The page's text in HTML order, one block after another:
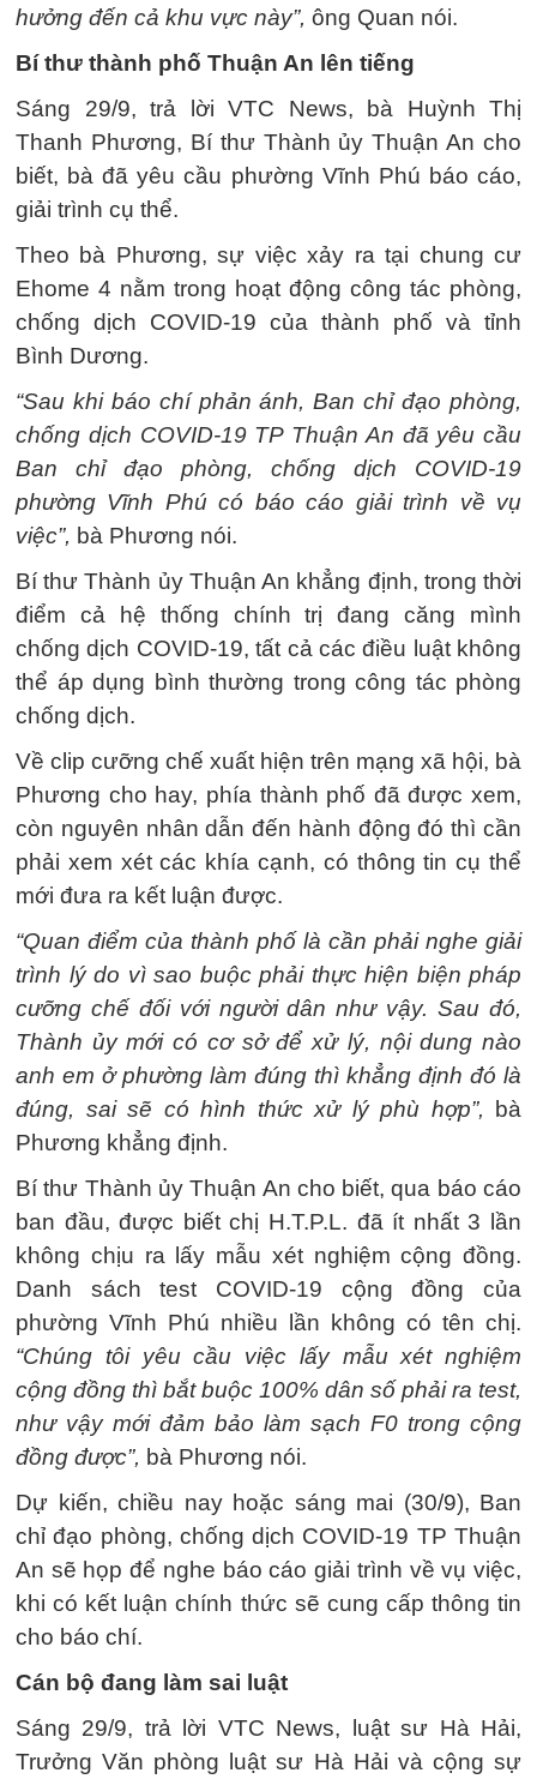
hưởng đến cả khu vực này”, ông Quan nói.
Bí thư thành phố Thuận An lên tiếng
Sáng 29/9, trả lời VTC News, bà Huỳnh Thị
Thanh Phương, Bí thư Thành ủy Thuận An cho
biết, bà đã yêu cầu phường Vĩnh Phú báo cáo,
giải trình cụ thể.
Theo bà Phương, sự việc xảy ra tại chung cư
Ehome 4 nằm trong hoạt động công tác phòng,
chống dịch COVID-19 của thành phố và tỉnh
Bình Dương.
“Sau khi báo chí phản ánh, Ban chỉ đạo phòng,
chống dịch COVID-19 TP Thuận An đã yêu cầu
Ban chỉ đạo phòng, chống dịch COVID-19
phường Vĩnh Phú có báo cáo giải trình về vụ
việc”, bà Phương nói.
Bí thư Thành ủy Thuận An khẳng định, trong thời
điểm cả hệ thống chính trị đang căng mình
chống dịch COVID-19, tất cả các điều luật không
thể áp dụng bình thường trong công tác phòng
chống dịch.
Về clip cưỡng chế xuất hiện trên mạng xã hội, bà
Phương cho hay, phía thành phố đã được xem,
còn nguyên nhân dẫn đến hành động đó thì cần
phải xem xét các khía cạnh, có thông tin cụ thể
mới đưa ra kết luận được.
“Quan điểm của thành phố là cần phải nghe giải
trình lý do vì sao buộc phải thực hiện biện pháp
cưỡng chế đối với người dân như vậy. Sau đó,
Thành ủy mới có cơ sở để xử lý, nội dung nào
anh em ở phường làm đúng thì khẳng định đó là
đúng, sai sẽ có hình thức xử lý phù hợp”, bà
Phương khẳng định.
Bí thư Thành ủy Thuận An cho biết, qua báo cáo
ban đầu, được biết chị H.T.P.L. đã ít nhất 3 lần
không chịu ra lấy mẫu xét nghiệm cộng đồng.
Danh sách test COVID-19 cộng đồng của
phường Vĩnh Phú nhiều lần không có tên chị.
“Chúng tôi yêu cầu việc lấy mẫu xét nghiệm
cộng đồng thì bắt buộc 100% dân số phải ra test,
như vậy mới đảm bảo làm sạch F0 trong cộng
đồng được”, bà Phương nói.
Dự kiến, chiều nay hoặc sáng mai (30/9), Ban
chỉ đạo phòng, chống dịch COVID-19 TP Thuận
An sẽ họp để nghe báo cáo giải trình về vụ việc,
khi có kết luận chính thức sẽ cung cấp thông tin
cho báo chí.
Cán bộ đang làm sai luật
Sáng 29/9, trả lời VTC News, luật sư Hà Hải,
Trưởng Văn phòng luật sư Hà Hải và cộng sự